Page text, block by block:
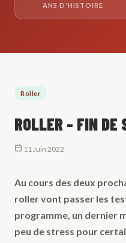
ANS D'HISTOIRE
Roller
ROLLER - FIN DE
11 Juin 2022
Au cours des deux
roller vont passer les
programme, un dernier
peu de stress pour